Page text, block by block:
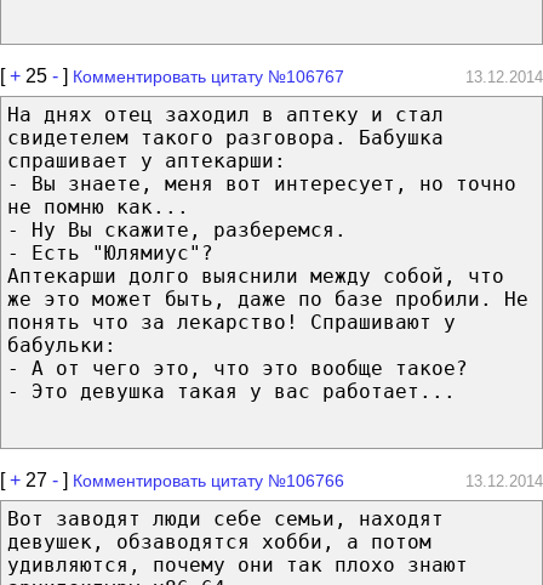
[+ 25 - ] Комментировать цитату №106767 13.12.2014
На днях отец заходил в аптеку и стал
свидетелем такого разговора. Бабушка
спрашивает у аптекарши:
- Вы знаете, меня вот интересует, но точно
не помню как...
- Ну Вы скажите, разберемся.
- Есть "Юлямиус"?
Аптекарши долго выяснили между собой, что
же это может быть, даже по базе пробили. Не
понять что за лекарство! Спрашивают у
бабульки:
- А от чего это, что это вообще такое?
- Это девушка такая у вас работает...
[+ 27 - ] Комментировать цитату №106766 13.12.2014
Вот заводят люди себе семьи, находят
девушек, обзаводятся хобби, а потом
удивляются, почему они так плохо знают